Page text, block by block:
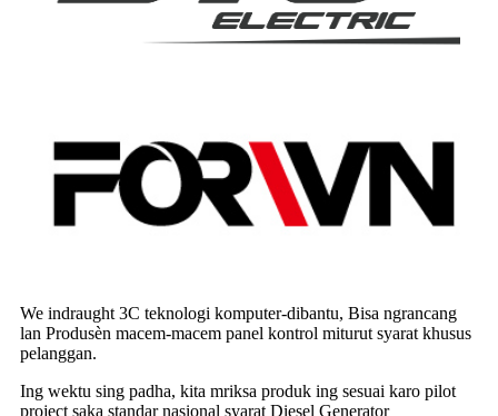
We indraught 3C teknologi komputer-dibantu, Bisa ngrancang
lan Produsèn macem-macem panel kontrol miturut syarat khusus
pelanggan.
Ing wektu sing padha, kita mriksa produk ing sesuai karo pilot
project saka standar nasional syarat Diesel Generator